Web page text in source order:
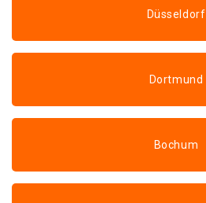
Düsseldorf
Dortmund
Bochum